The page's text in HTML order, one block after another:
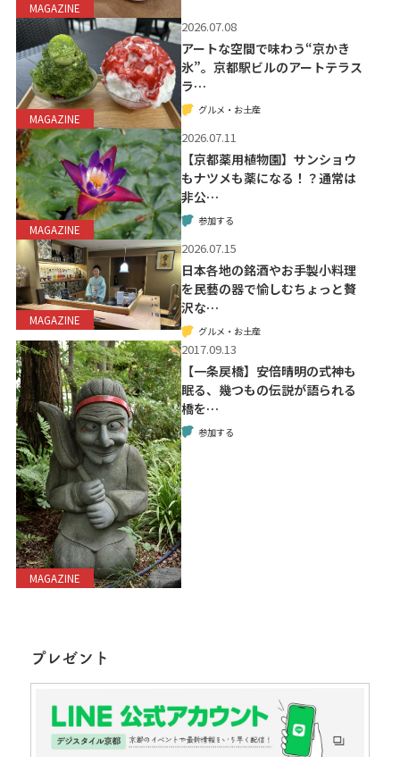
MAGAZINE
MAGAZINE
2026.07.08
アートな空間で味わう“京かき
氷”。京都駅ビルのアートテラス
ラ…
グルメ・お土産
MAGAZINE
2026.07.11
【京都薬用植物園】サンショウ
もナツメも薬になる！？通常は
非公…
参加する
MAGAZINE
2026.07.15
日本各地の銘酒やお手製小料理
を民藝の器で愉しむちょっと贅
沢な…
グルメ・お土産
MAGAZINE
2017.09.13
【一条戻橋】安倍晴明の式神も
眠る、幾つもの伝説が語られる
橋を…
参加する
プレゼント